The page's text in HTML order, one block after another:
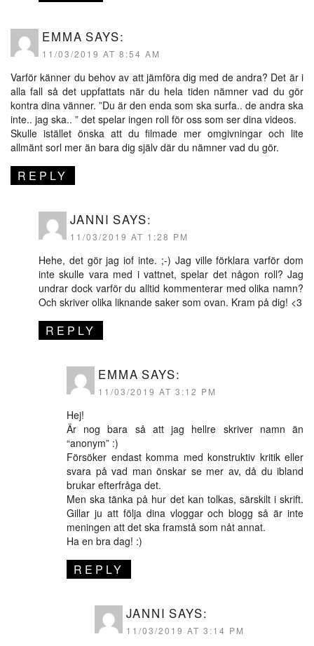
EMMA SAYS:
11/03/2019 AT 8:54 AM
Varför känner du behov av att jämföra dig med de andra? Det är i
alla fall så det uppfattats när du hela tiden nämner vad du gör
kontra dina vänner. ”Du är den enda som ska surfa.. de andra ska
inte.. jag ska.. ” det spelar ingen roll för oss som ser dina videos.
Skulle istället önska att du filmade mer omgivningar och lite
allmänt sorl mer än bara dig själv där du nämner vad du gör.
REPLY
JANNI SAYS:
11/03/2019 AT 1:28 PM
Hehe, det gör jag iof inte. ;-) Jag ville förklara varför dom
inte skulle vara med i vattnet, spelar det någon roll? Jag
undrar dock varför du alltid kommenterar med olika namn?
Och skriver olika liknande saker som ovan. Kram på dig! <3
REPLY
EMMA SAYS:
11/03/2019 AT 3:12 PM
Hej!
Är nog bara så att jag hellre skriver namn än
“anonym” :)
Försöker endast komma med konstruktiv kritik eller
svara på vad man önskar se mer av, då du ibland
brukar efterfråga det.
Men ska tänka på hur det kan tolkas, särskilt i skrift.
Gillar ju att följa dina vloggar och blogg så är inte
meningen att det ska framstå som nåt annat.
Ha en bra dag! :)
REPLY
JANNI SAYS:
11/03/2019 AT 3:14 PM